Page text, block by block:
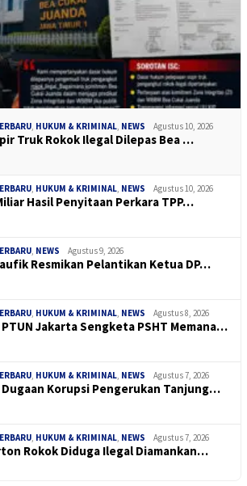
, HUKUM & KRIMINAL, NEWS Agustus 10, 2026
Truk Rokok Ilegal Dilepas Bea …
, HUKUM & KRIMINAL, NEWS Agustus 10, 2026
Hasil Penyitaan Perkara TPP…
, NEWS Agustus 9, 2026
Resmikan Pelantikan Ketua DP…
, HUKUM & KRIMINAL, NEWS Agustus 8, 2026
Jakarta Sengketa PSHT Memana…
, HUKUM & KRIMINAL, NEWS Agustus 7, 2026
Korupsi Pengerukan Tanjung…
, HUKUM & KRIMINAL, NEWS Agustus 7, 2026
Rokok Diduga Ilegal Diamankan…